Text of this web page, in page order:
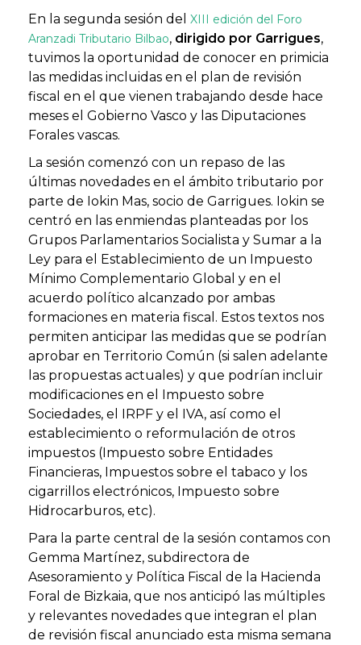
En la segunda sesión del XIII edición del Foro
Aranzadi Tributario Bilbao, dirigido por Garrigues,
tuvimos la oportunidad de conocer en primicia
las medidas incluidas en el plan de revisión
fiscal en el que vienen trabajando desde hace
meses el Gobierno Vasco y las Diputaciones
Forales vascas.
La sesión comenzó con un repaso de las
últimas novedades en el ámbito tributario por
parte de Iokin Mas, socio de Garrigues. Iokin se
centró en las enmiendas planteadas por los
Grupos Parlamentarios Socialista y Sumar a la
Ley para el Establecimiento de un Impuesto
Mínimo Complementario Global y en el
acuerdo político alcanzado por ambas
formaciones en materia fiscal. Estos textos nos
permiten anticipar las medidas que se podrían
aprobar en Territorio Común (si salen adelante
las propuestas actuales) y que podrían incluir
modificaciones en el Impuesto sobre
Sociedades, el IRPF y el IVA, así como el
establecimiento o reformulación de otros
impuestos (Impuesto sobre Entidades
Financieras, Impuestos sobre el tabaco y los
cigarrillos electrónicos, Impuesto sobre
Hidrocarburos, etc).
Para la parte central de la sesión contamos con
Gemma Martínez, subdirectora de
Asesoramiento y Política Fiscal de la Hacienda
Foral de Bizkaia, que nos anticipó las múltiples
y relevantes novedades que integran el plan
de revisión fiscal anunciado esta misma semana